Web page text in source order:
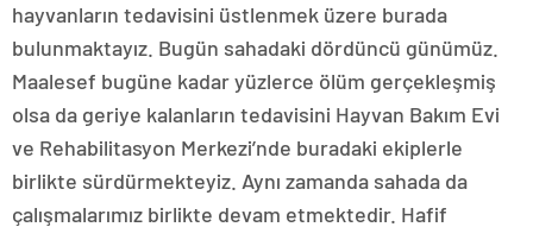
hayvanların tedavisini üstlenmek üzere burada
bulunmaktayız. Bugün sahadaki dördüncü günümüz.
Maalesef bugüne kadar yüzlerce ölüm gerçekleşmiş
olsa da geriye kalanların tedavisini Hayvan Bakım Evi
ve Rehabilitasyon Merkezi’nde buradaki ekiplerle
birlikte sürdürmekteyiz. Aynı zamanda sahada da
çalışmalarımız birlikte devam etmektedir. Hafif